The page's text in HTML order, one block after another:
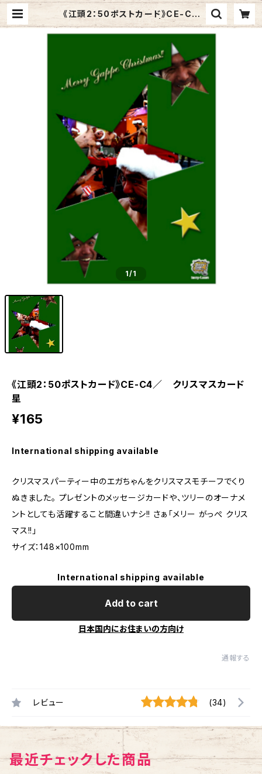
《江頭2：50ポストカード》CE-C4
／ クリスマスカード 星 | Graphic
Arts Store
1/1
《江頭2：50ポストカード》CE-C4／ クリスマスカード
星
¥165
International shipping available
クリスマスパーティー中のエガちゃんをクリスマスモチーフでくり
ぬきました。 プレゼントのメッセージカードや、ツリーのオーナメ
ントとしても活躍すること間違いナシ!! さぁ「メリー がっぺ クリス
マス!!」
サイズ：148×100mm
International shipping available
Add to cart
日本国内にお住まいの方向け
通報する
レビュー (34)
最近チェックした商品